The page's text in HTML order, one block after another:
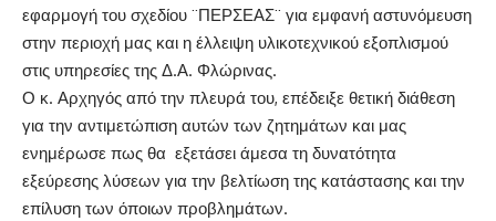
εφαρμογή του σχεδίου ¨ΠΕΡΣΕΑΣ¨ για εμφανή αστυνόμευση
στην περιοχή μας και η έλλειψη υλικοτεχνικού εξοπλισμού
στις υπηρεσίες της Δ.Α. Φλώρινας.
Ο κ. Αρχηγός από την πλευρά του, επέδειξε θετική διάθεση
για την αντιμετώπιση αυτών των ζητημάτων και μας
ενημέρωσε πως θα εξετάσει άμεσα τη δυνατότητα
εξεύρεσης λύσεων για την βελτίωση της κατάστασης και την
επίλυση των όποιων προβλημάτων.